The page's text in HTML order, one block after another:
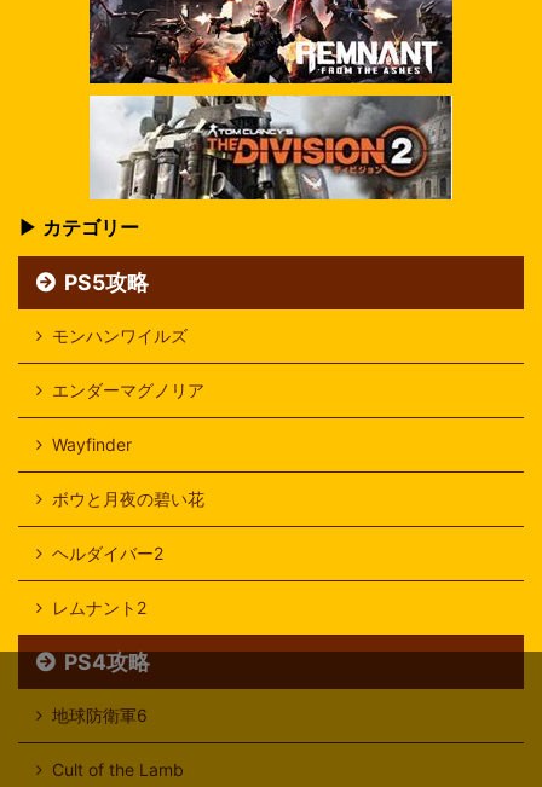
▶ カテゴリー
PS5攻略
モンハンワイルズ
エンダーマグノリア
Wayfinder
ボウと月夜の碧い花
ヘルダイバー2
レムナント2
PS4攻略
地球防衛軍6
Cult of the Lamb